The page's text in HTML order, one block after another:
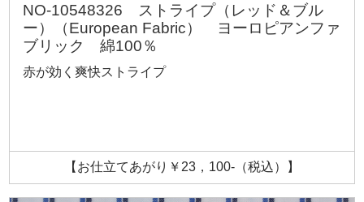
NO-10548326 ストライプ（レッド＆ブル
ー）（European Fabric） ヨーロピアンファ
ブリック 綿100％
赤が効く爽快ストライプ
【お仕立てあがり￥23，100-（税込）】